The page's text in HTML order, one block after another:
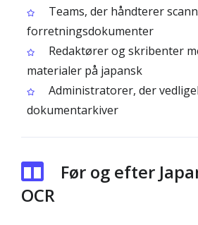
Teams, der håndterer
forretningsdokumenter
Redaktører og skribenter
materialer på japansk
Administratorer, der
dokumentarkiver
Før og efter
OCR